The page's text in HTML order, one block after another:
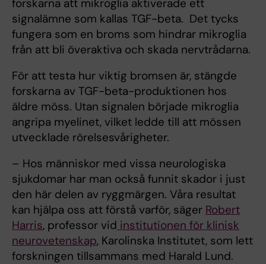
forskarna att mikroglia aktiverade ett
signalämne som kallas TGF-beta. Det tycks
fungera som en broms som hindrar mikroglia
från att bli överaktiva och skada nervtrådarna.
För att testa hur viktig bromsen är, stängde
forskarna av TGF-beta-produktionen hos
äldre möss. Utan signalen började mikroglia
angripa myelinet, vilket ledde till att mössen
utvecklade rörelsesvårigheter.
– Hos människor med vissa neurologiska
sjukdomar har man också funnit skador i just
den här delen av ryggmärgen. Våra resultat
kan hjälpa oss att förstå varför, säger Robert
Harris, professor vid institutionen för klinisk
neurovetenskap, Karolinska Institutet, som lett
forskningen tillsammans med Harald Lund.